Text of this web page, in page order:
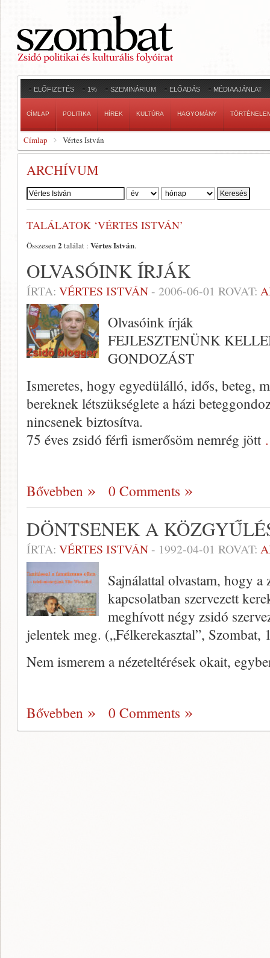
ELŐFIZETÉS 1% SZEMINÁRIUM ELŐADÁS MÉDIAAJÁNLAT
CÍMLAP POLITIKA HÍREK KULTÚRA HAGYOMÁNY
Címlap Vértes István
ARCHÍVUM
Szerző:
TALÁLATOK ‘VÉRTES ISTVÁN’
Összesen 2 találat : Vértes István.
OLVASÓINK ÍRJÁK
ÍRTA: VÉRTES ISTVÁN- 2006-06-01 ROVAT:
Olvasóink írják
FEJLESZTENÜNK
GONDOZÁST
Ismeretes, hogy egyedülálló, idős, beteg,
bereknek létszükséglete a házi
nincsenek biztosítva.
75 éves zsidó férfi ismerősöm nem­rég jött
Bővebben 0 Comments
DÖNTSENEK A
ÍRTA: VÉRTES ISTVÁN- 1992-04-01 ROVAT:
Sajnálattal olvastam, hogy a
kapcsolatban szervezett
meghívott négy zsidó
jelentek meg. („Félkerekasztal”, Szombat,
Nem ismerem a nézeteltérések okait,
Bővebben 0 Comments